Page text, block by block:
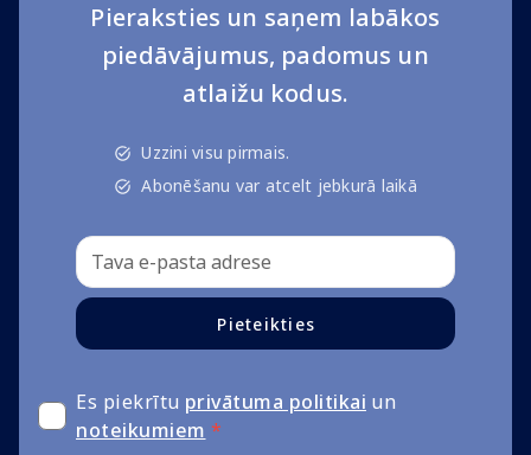
Pieraksties un saņem labākos
piedāvājumus, padomus un
atlaižu kodus.
Uzzini visu pirmais.
Abonēšanu var atcelt jebkurā laikā
Pieteikties
Es piekrītu privātuma politikai un
noteikumiem *